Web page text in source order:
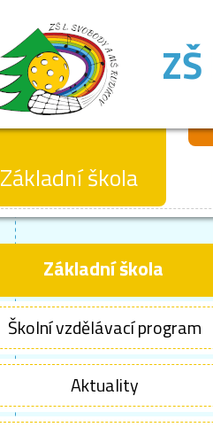
ZŠ
Základní škola
Základní škola
Školní vzdělávací program
Aktuality